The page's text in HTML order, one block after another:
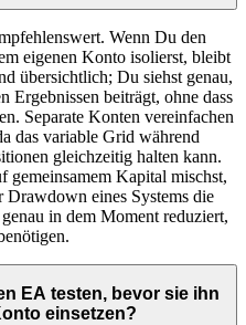
Wenn Du den
eigenen Konto isolierst, bleibt
übersichtlich; Du siehst genau,
Ergebnissen beiträgt, ohne dass
Separate Konten vereinfachen
das variable Grid während
gleichzeitig halten kann.
gemeinsamem Kapital mischst,
Drawdown eines Systems die
in dem Moment reduziert,
EA testen, bevor sie ihn
einsetzen?